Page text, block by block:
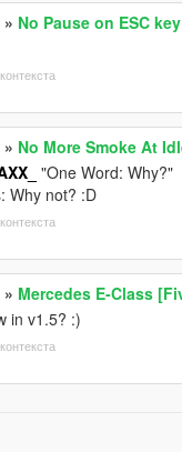
» No Pause on ESC key
» No More Smoke At
"One Word: Why?"
Why not? :D
» Mercedes E-Class
in v1.5? :)